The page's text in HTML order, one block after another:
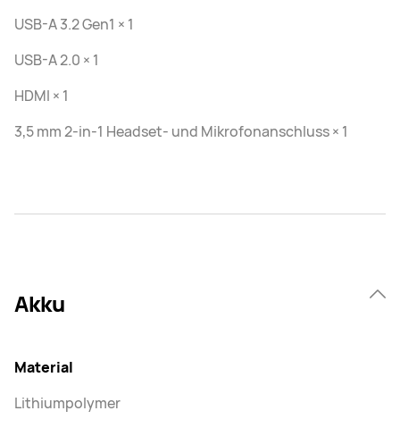
USB-A 3.2 Gen1 × 1
USB-A 2.0 × 1
HDMI × 1
3,5 mm 2-in-1 Headset- und Mikrofonanschluss × 1
Akku
Material
Lithiumpolymer